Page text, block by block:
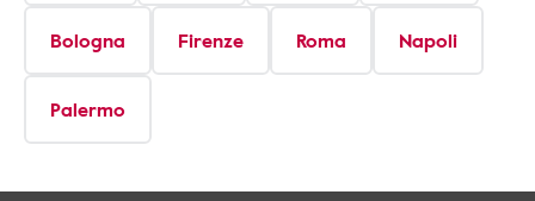
Bologna Firenze Roma Napoli
Palermo